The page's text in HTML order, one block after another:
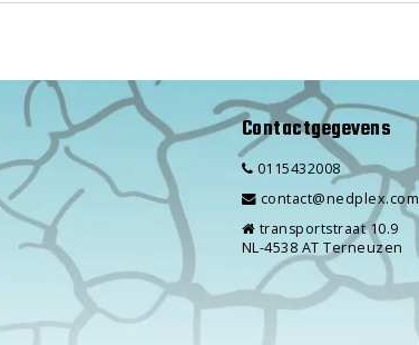
Contactgegevens
0115432008
contact@nedplex.com
transportstraat 10.9
NL-4538 AT Terneuzen